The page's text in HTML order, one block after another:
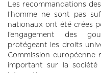
Les recommandations
l’homme ne sont pas
nationaux ont été crées
l’engagement des
protégeant les droits
Commission
important sur la société